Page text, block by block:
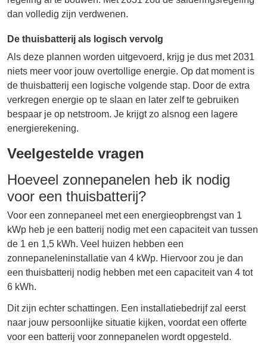
dan volledig zijn verdwenen.
De thuisbatterij als logisch vervolg
Als deze plannen worden uitgevoerd, krijg je dus met 2031
niets meer voor jouw overtollige energie. Op dat moment is
de thuisbatterij een logische volgende stap. Door de extra
verkregen energie op te slaan en later zelf te gebruiken
bespaar je op netstroom. Je krijgt zo alsnog een lagere
energierekening.
Veelgestelde vragen
Hoeveel zonnepanelen heb ik nodig
voor een thuisbatterij?
Voor een zonnepaneel met een energieopbrengst van 1
kWp heb je een batterij nodig met een capaciteit van tussen
de 1 en 1,5 kWh. Veel huizen hebben een
zonnepaneleninstallatie van 4 kWp. Hiervoor zou je dan
een thuisbatterij nodig hebben met een capaciteit van 4 tot
6 kWh.
Dit zijn echter schattingen. Een installatiebedrijf zal eerst
naar jouw persoonlijke situatie kijken, voordat een offerte
voor een batterij voor zonnepanelen wordt opgesteld.